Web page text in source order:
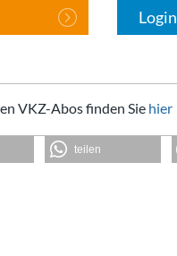
Login
VKZ-Abos finden Sie hier
teilen